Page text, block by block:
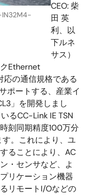
IN32M4-
CEO: 柴
田 英
利、以
下ルネ
サス）
Ethernet
の通信規格である
ポートする、産業イ
」を開発しまし
るCC-Link IE TSN
刻同期精度100万分
。これにより、ユ
ることにより、AC
・センサなど、よ
リケーション機器
リモートI/Oなどの